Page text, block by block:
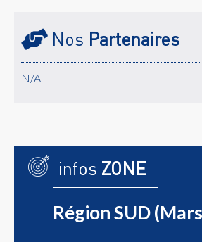
Nos Partenaires
N/A
infos ZONE
Région SUD